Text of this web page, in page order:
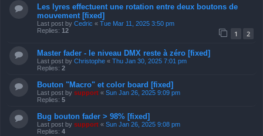
Les lyres effectuent une rotation entre deux boutons de
mouvement [fixed]
Last post by Cedric « Tue Mar 11, 2025 3:50 pm
Replies: 12 1 2
Master fader - le niveau DMX reste à zéro [fixed]
Last post by Christophe « Thu Jan 30, 2025 7:01 pm
Replies: 2
Bouton "Macro" et color board [fixed]
Last post by support « Sun Jan 26, 2025 9:09 pm
Replies: 5
Bug bouton fader > 98% [fixed]
Last post by support « Sun Jan 26, 2025 9:08 pm
Replies: 4